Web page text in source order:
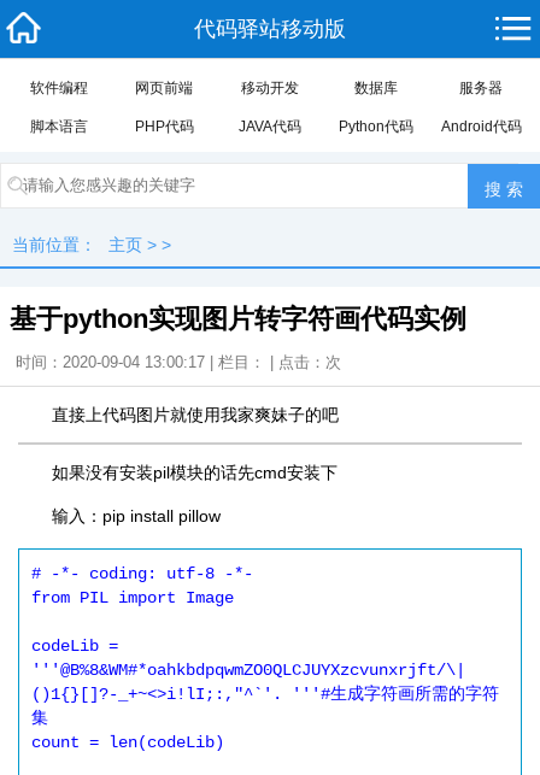
代码驿站移动版
软件编程 网页前端 移动开发 数据库 服务器
脚本语言 PHP代码 JAVA代码 Python代码 Android代码
当前位置： 主页 > >
基于python实现图片转字符画代码实例
时间：2020-09-04 13:00:17 | 栏目： | 点击： 次
直接上代码图片就使用我家爽妹子的吧
如果没有安装pil模块的话先cmd安装下
输入：pip install pillow
# -*- coding: utf-8 -*-
from PIL import Image
codeLib =
'''@B%8&WM#*oahkbdpqwmZO0QLCJUYXzcvunxrjft/\|
()1{}[]?-_+~<>i!lI;:,"^`'. '''#生成字符画所需的字符
集
count = len(codeLib)